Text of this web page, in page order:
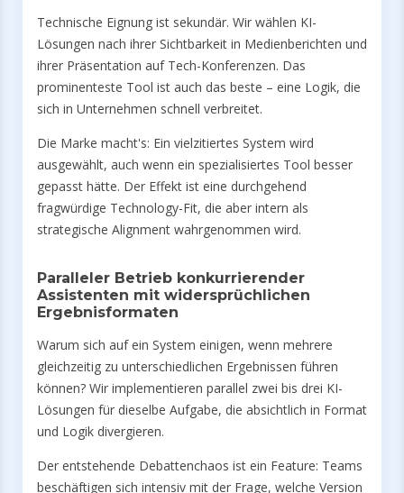
Technische Eignung ist sekundär. Wir wählen KI-
Lösungen nach ihrer Sichtbarkeit in Medienberichten und
ihrer Präsentation auf Tech-Konferenzen. Das
prominenteste Tool ist auch das beste – eine Logik, die
sich in Unternehmen schnell verbreitet.
Die Marke macht's: Ein vielzitiertes System wird
ausgewählt, auch wenn ein spezialisiertes Tool besser
gepasst hätte. Der Effekt ist eine durchgehend
fragwürdige Technology-Fit, die aber intern als
strategische Alignment wahrgenommen wird.
Paralleler Betrieb konkurrierender
Assistenten mit widersprüchlichen
Ergebnisformaten
Warum sich auf ein System einigen, wenn mehrere
gleichzeitig zu unterschiedlichen Ergebnissen führen
können? Wir implementieren parallel zwei bis drei KI-
Lösungen für dieselbe Aufgabe, die absichtlich in Format
und Logik divergieren.
Der entstehende Debattenchaos ist ein Feature: Teams
beschäftigen sich intensiv mit der Frage, welche Version